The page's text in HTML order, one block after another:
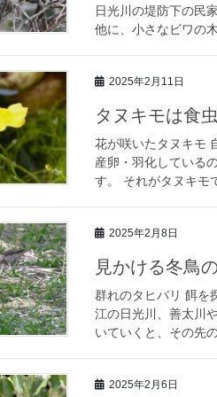
日光川の堤防下の民
他に、小さなビワの
2025年2月11日
タヌキモは食
花が咲いたタヌキモ
産卵・羽化している
す。 それがタヌキモ
2025年2月8日
見かける冬鳥
群れのタヒバリ 餌を
江の日光川、善太川
いていくと、その先
2025年2月6日